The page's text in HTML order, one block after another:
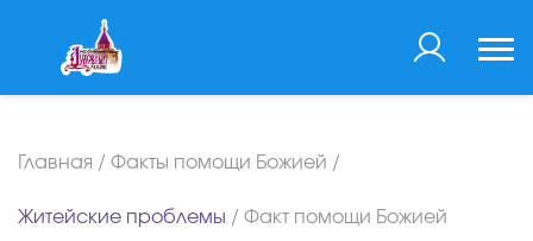
Главная / Факты помощи Божией /
Житейские проблемы / Факт помощи Божией